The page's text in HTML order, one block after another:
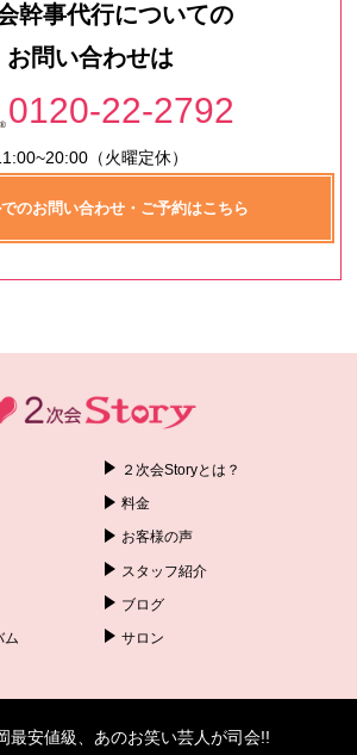
幹事代行についての
お問い合わせは
0120-22-2792
（火曜定休）
のお問い合わせ・ご予約はこちら
２次会Storyとは？
料金
お客様の声
スタッフ紹介
ブログ
ム サロン
最安値級、あのお笑い芸人が司会!!